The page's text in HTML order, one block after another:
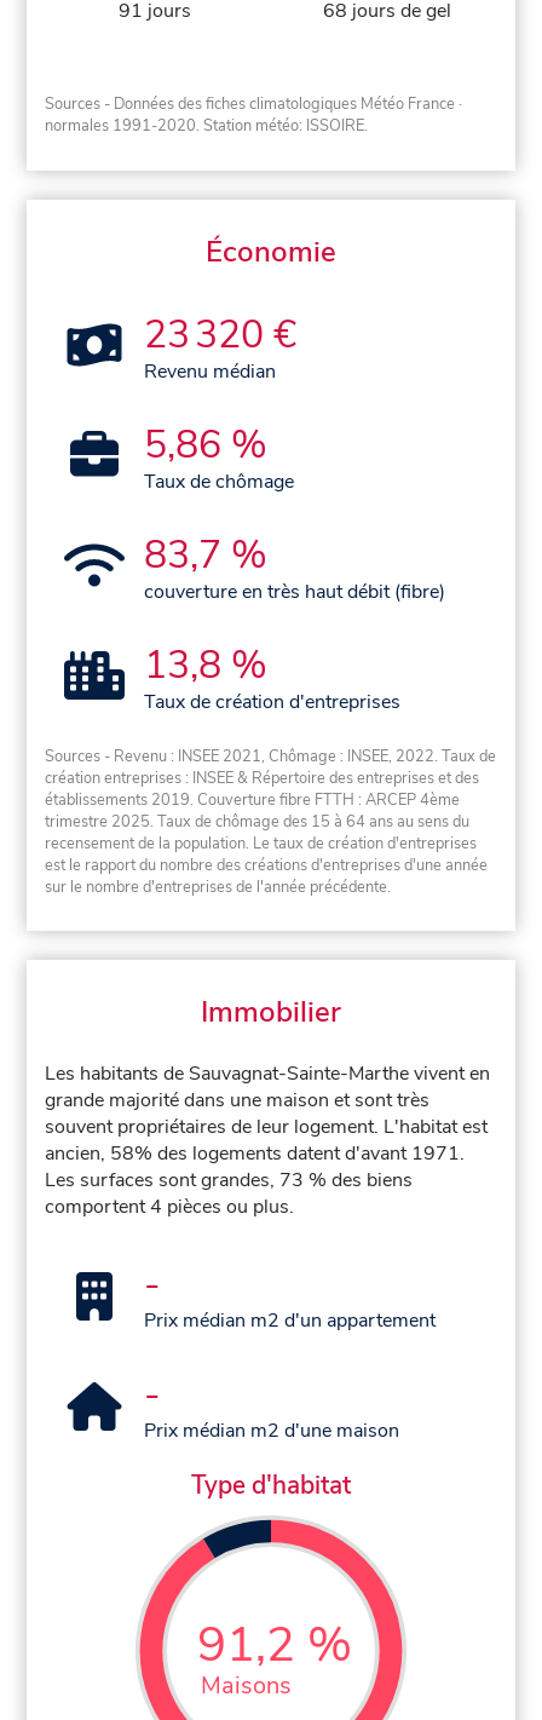
91 jours 68 jours de gel
Sources - Données des fiches climatologiques Météo France ·
normales 1991-2020. Station météo: ISSOIRE.
Économie
23 320 €
Revenu médian
5,86 %
Taux de chômage
83,7 %
couverture en très haut débit (fibre)
13,8 %
Taux de création d'entreprises
Sources - Revenu : INSEE 2021, Chômage : INSEE, 2022. Taux de
création entreprises : INSEE & Répertoire des entreprises et des
établissements 2019. Couverture fibre FTTH : ARCEP 4ème
trimestre 2025. Taux de chômage des 15 à 64 ans au sens du
recensement de la population. Le taux de création d'entreprises
est le rapport du nombre des créations d'entreprises d'une année
sur le nombre d'entreprises de l'année précédente.
Immobilier
Les habitants de Sauvagnat-Sainte-Marthe vivent en
grande majorité dans une maison et sont très
souvent propriétaires de leur logement. L'habitat est
ancien, 58% des logements datent d'avant 1971.
Les surfaces sont grandes, 73 % des biens
comportent 4 pièces ou plus.
-
Prix médian m2 d'un appartement
-
Prix médian m2 d'une maison
Type d'habitat
91,2 %
Maisons